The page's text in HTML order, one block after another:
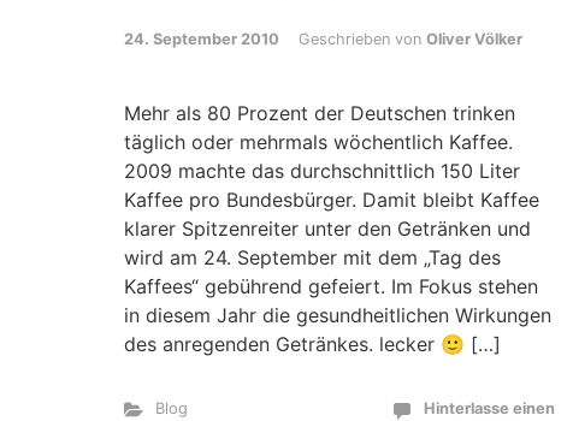
24. September 2010 Geschrieben von Oliver Völker
Mehr als 80 Prozent der Deutschen trinken
täglich oder mehrmals wöchentlich Kaffee.
2009 machte das durchschnittlich 150 Liter
Kaffee pro Bundesbürger. Damit bleibt Kaffee
klarer Spitzenreiter unter den Getränken und
wird am 24. September mit dem „Tag des
Kaffees“ gebührend gefeiert. Im Fokus stehen
in diesem Jahr die gesundheitlichen Wirkungen
des anregenden Getränkes. lecker 🙂 […]
Blog
Hinterlasse einen